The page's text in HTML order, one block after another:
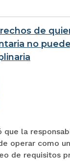
de
no
que la
operar como
de requisitos